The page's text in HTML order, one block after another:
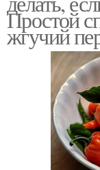
Простой
жгучий